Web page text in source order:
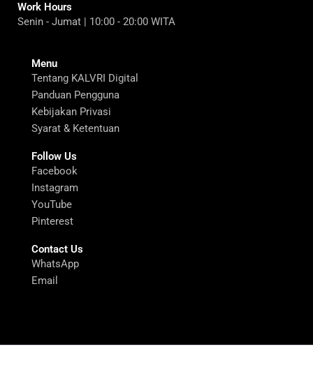
Work Hours
Senin - Jumat | 10:00 - 20:00 WITA
Menu
Tentang KALVRI Digital
Panduan Pengguna
Kebijakan Privasi
Syarat & Ketentuan
Follow Us
Facebook
Instagram
YouTube
Pinterest
Contact Us
WhatsApp
Email